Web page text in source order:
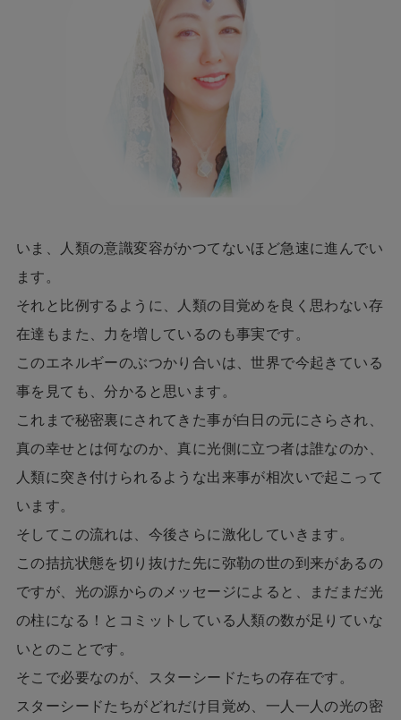
いま、人類の意識変容がかつてないほど急速に進んでい
ます。
それと比例するように、人類の目覚めを良く思わない存
在達もまた、力を増しているのも事実です。
このエネルギーのぶつかり合いは、世界で今起きている
事を見ても、分かると思います。
これまで秘密裏にされてきた事が白日の元にさらされ、
真の幸せとは何なのか、真に光側に立つ者は誰なのか、
人類に突き付けられるような出来事が相次いで起こって
います。
そしてこの流れは、今後さらに激化していきます。
この拮抗状態を切り抜けた先に弥勒の世の到来があるの
ですが、光の源からのメッセージによると、まだまだ光
の柱になる！とコミットしている人類の数が足りていな
いとのことです。
そこで必要なのが、スターシードたちの存在です。
スターシードたちがどれだけ目覚め、一人一人の光の密